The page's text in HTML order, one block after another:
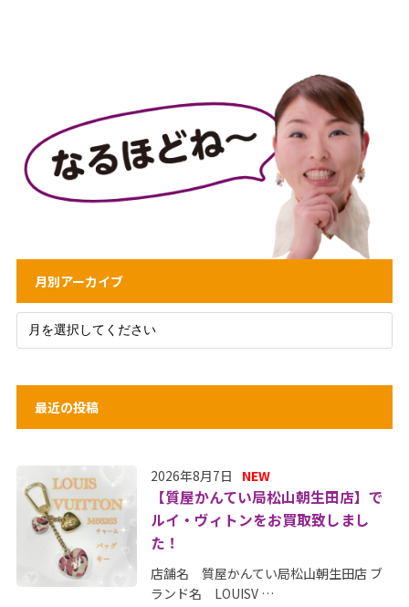
月別アーカイブ
最近の投稿
2026年8月7日 NEW
【質屋かんてい局松山朝生田店】で
ルイ・ヴィトンをお買取致しまし
た！
店舗名 質屋かんてい局松山朝生田店 ブ
ランド名 LOUISV …